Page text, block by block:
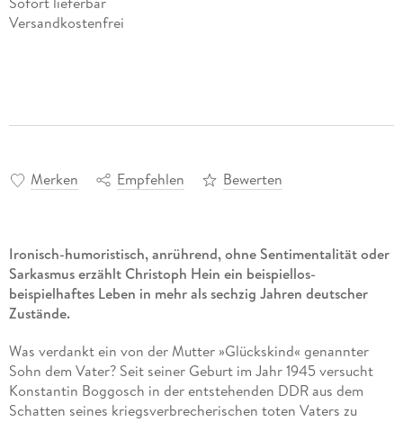
Versandkostenfrei
Merken Empfehlen Bewerten
Ironisch-humoristisch, anrührend, ohne Sentimentalität oder
Sarkasmus erzählt Christoph Hein ein beispiellos-
beispielhaftes Leben in mehr als sechzig Jahren deutscher
Zustände.
Was verdankt ein von der Mutter »Glückskind« genannter
Sohn dem Vater? Seit seiner Geburt im Jahr 1945 versucht
Konstantin Boggosch in der entstehenden DDR aus dem
Schatten seines kriegsverbrecherischen toten Vaters zu